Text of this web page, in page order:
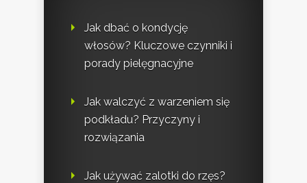
Jak dbać o kondycję
włosów? Kluczowe czynniki i
porady pielęgnacyjne
Jak walczyć z warzeniem się
podkładu? Przyczyny i
rozwiązania
Jak używać zalotki do rzęs?